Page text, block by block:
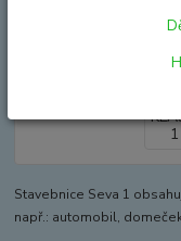
Stavebnice Seva 1
např.: automobil,